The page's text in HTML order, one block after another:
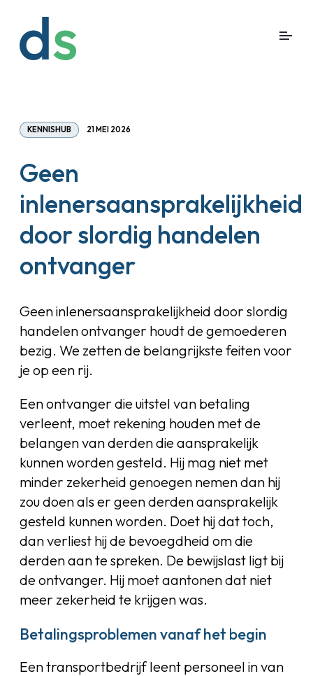
KENNISHUB 21 MEI 2026
Geen
inlenersaansprakelijkheid
door slordig handelen
ontvanger
Geen inlenersaansprakelijkheid door slordig
handelen ontvanger houdt de gemoederen
bezig. We zetten de belangrijkste feiten voor
je op een rij.
Een ontvanger die uitstel van betaling
verleent, moet rekening houden met de
belangen van derden die aansprakelijk
kunnen worden gesteld. Hij mag niet met
minder zekerheid genoegen nemen dan hij
zou doen als er geen derden aansprakelijk
gesteld kunnen worden. Doet hij dat toch,
dan verliest hij de bevoegdheid om die
derden aan te spreken. De bewijslast ligt bij
de ontvanger. Hij moet aantonen dat niet
meer zekerheid te krijgen was.
Betalingsproblemen vanaf het begin
Een transportbedrijf leent personeel in van